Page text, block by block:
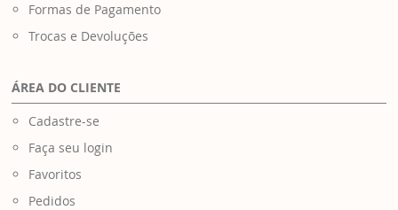
Formas de Pagamento
Trocas e Devoluções
ÁREA DO CLIENTE
Cadastre-se
Faça seu login
Favoritos
Pedidos